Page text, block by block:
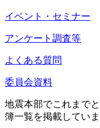
イベント・セミナー
アンケート調査等
よくある質問
委員会資料
地震本部でこれまで
簿一覧を掲載してい